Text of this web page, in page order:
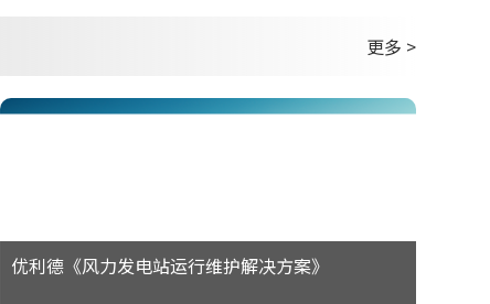
更多 >
优利德《风力发电站运行维护解决方案》